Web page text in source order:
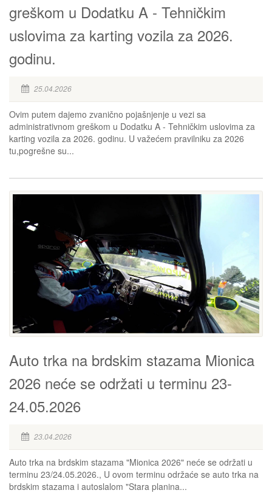
greškom u Dodatku A - Tehničkim
uslovima za karting vozila za 2026.
godinu.
25.04.2026
Ovim putem dajemo zvanično pojašnjenje u vezi sa
administrativnom greškom u Dodatku A - Tehničkim uslovima za
karting vozila za 2026. godinu. U važećem pravilniku za 2026
tu,pogrešne su...
Auto trka na brdskim stazama Mionica
2026 neće se održati u terminu 23-
24.05.2026
23.04.2026
Auto trka na brdskim stazama "Mionica 2026" neće se održati u
terminu 23/24.05.2026., U ovom terminu održaće se auto trka na
brdskim stazama i autoslalom "Stara planina...